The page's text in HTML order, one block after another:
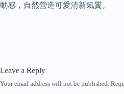
動感，自然營造可愛清新氣質。
Leave a Reply
Your email address will not be published.